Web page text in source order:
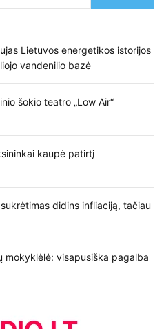
Lietuvos energetikos istorijos
vandenilio bazė
šokio teatro „Low Air“
kaupė patirtį
didins infliaciją, tačiau
mokyklėlė: visapusiška pagalba